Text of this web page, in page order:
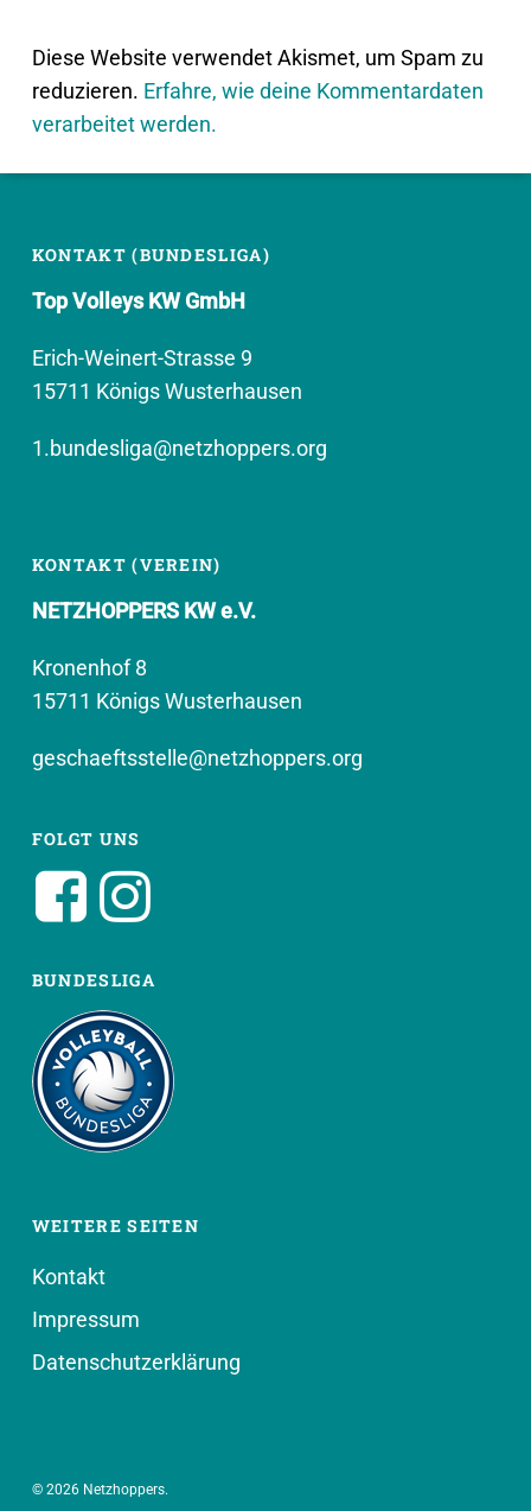
Diese Website verwendet Akismet, um Spam zu
reduzieren. Erfahre, wie deine Kommentardaten
verarbeitet werden.
KONTAKT (BUNDESLIGA)
Top Volleys KW GmbH
Erich-Weinert-Strasse 9
15711 Königs Wusterhausen
1.bundesliga@netzhoppers.org
KONTAKT (VEREIN)
NETZHOPPERS KW e.V.
Kronenhof 8
15711 Königs Wusterhausen
geschaeftsstelle@netzhoppers.org
FOLGT UNS
BUNDESLIGA
WEITERE SEITEN
Kontakt
Impressum
Datenschutzerklärung
© 2026 Netzhoppers.